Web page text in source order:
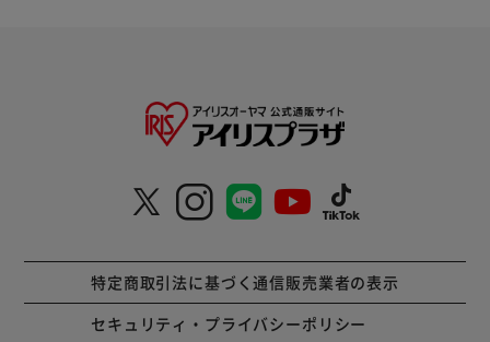
特定商取引法に基づく通信販売業者の表示
セキュリティ・プライバシーポリシー